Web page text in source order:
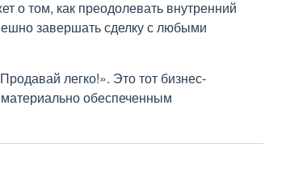
о том, как преодолевать внутренний
завершать сделку с любыми
легко!». Это тот бизнес-
обеспеченным